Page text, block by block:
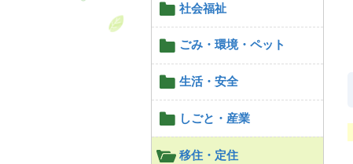
社会福祉
ごみ・環境・ペット
生活・安全
しごと・産業
移住・定住